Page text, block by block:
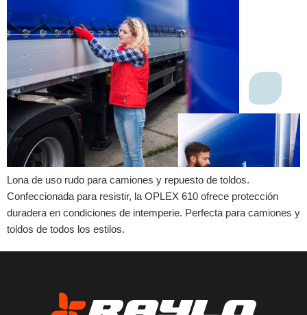
Lona de uso rudo para camiones y repuesto de toldos.
Confeccionada para resistir, la OPLEX 610 ofrece protección
duradera en condiciones de intemperie. Perfecta para camiones y
toldos de todos los estilos.